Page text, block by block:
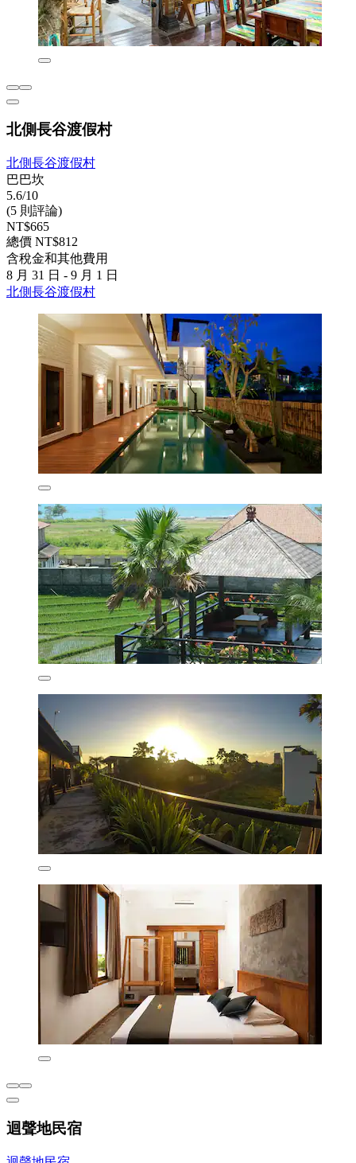
北側長谷渡假村
北側長谷渡假村
巴巴坎
5.6/10
(5 則評論)
NT$665
總價 NT$812
含稅金和其他費用
8 月 31 日 - 9 月 1 日
北側長谷渡假村
迴聲地民宿